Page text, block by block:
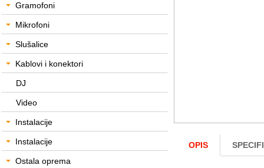
Gramofoni
Mikrofoni
Slušalice
Kablovi i konektori
DJ
Video
Instalacije
Instalacije
Ostala oprema
OPIS